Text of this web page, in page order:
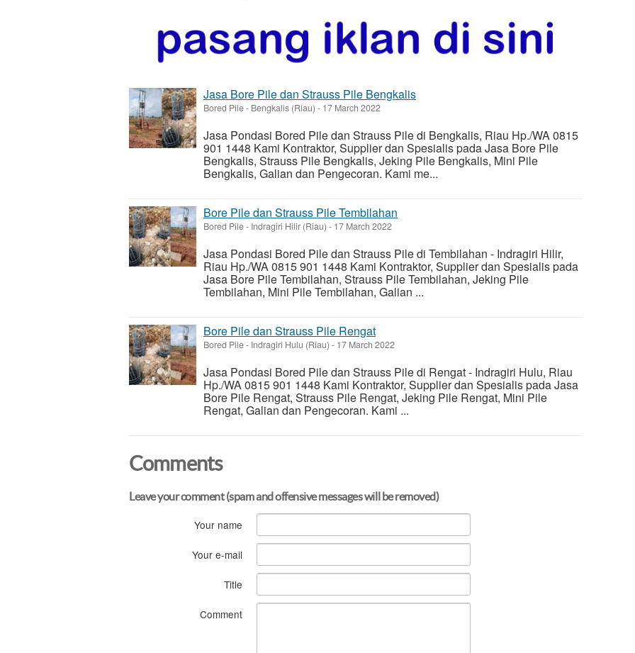
Jasa Bore Pile dan Strauss Pile Bengkalis
Bored Pile- Bengkalis (Riau) - 17 March 2022
Jasa Pondasi Bored Pile dan Strauss Pile di Bengkalis, Riau Hp./WA 0815
901 1448 Kami Kontraktor, Supplier dan Spesialis pada Jasa Bore Pile
Bengkalis, Strauss Pile Bengkalis, Jeking Pile Bengkalis, Mini Pile
Bengkalis, Galian dan Pengecoran. Kami me...
Bore Pile dan Strauss Pile Tembilahan
Bored Pile- Indragiri Hilir (Riau) - 17 March 2022
Jasa Pondasi Bored Pile dan Strauss Pile di Tembilahan - Indragiri Hilir,
Riau Hp./WA 0815 901 1448 Kami Kontraktor, Supplier dan Spesialis pada
Jasa Bore Pile Tembilahan, Strauss Pile Tembilahan, Jeking Pile
Tembilahan, Mini Pile Tembilahan, Galian ...
Bore Pile dan Strauss Pile Rengat
Bored Pile- Indragiri Hulu (Riau) - 17 March 2022
Jasa Pondasi Bored Pile dan Strauss Pile di Rengat - Indragiri Hulu, Riau
Hp./WA 0815 901 1448 Kami Kontraktor, Supplier dan Spesialis pada Jasa
Bore Pile Rengat, Strauss Pile Rengat, Jeking Pile Rengat, Mini Pile
Rengat, Galian dan Pengecoran. Kami ...
Comments
Leave your comment (spam and offensive messages will be removed)
Your name
Your e-mail
Title
Comment